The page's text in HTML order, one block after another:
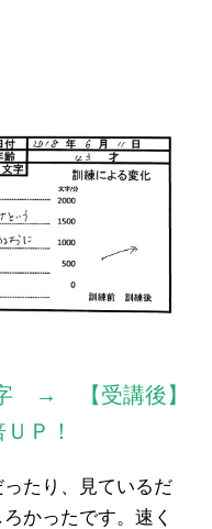
字 → 【受講後】
Ｐ！
たり、見ているだ
かったです。速く